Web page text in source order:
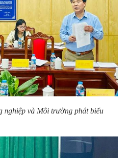
nghiệp và Môi trường phát biểu